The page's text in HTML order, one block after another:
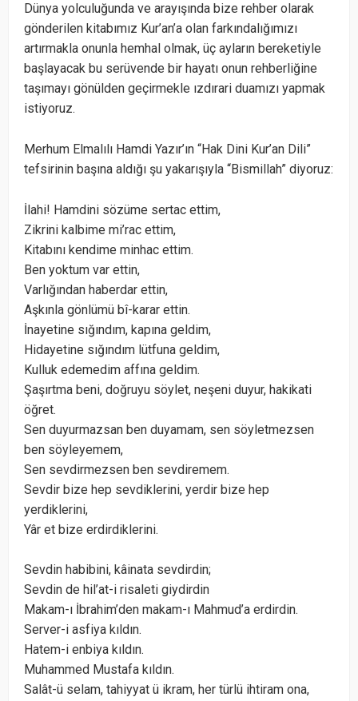
Dünya yolculuğunda ve arayışında bize rehber olarak
gönderilen kitabımız Kur’an’a olan farkındalığımızı
artırmakla onunla hemhal olmak, üç ayların bereketiyle
başlayacak bu serüvende bir hayatı onun rehberliğine
taşımayı gönülden geçirmekle ızdırari duamızı yapmak
istiyoruz.
Merhum Elmalılı Hamdi Yazır’ın “Hak Dini Kur’an Dili”
tefsirinin başına aldığı şu yakarışıyla “Bismillah” diyoruz:
İlahi! Hamdini sözüme sertac ettim,
Zikrini kalbime mi’rac ettim,
Kitabını kendime minhac ettim.
Ben yoktum var ettin,
Varlığından haberdar ettin,
Aşkınla gönlümü bî-karar ettin.
İnayetine sığındım, kapına geldim,
Hidayetine sığındım lütfuna geldim,
Kulluk edemedim affına geldim.
Şaşırtma beni, doğruyu söylet, neşeni duyur, hakikati
öğret.
Sen duyurmazsan ben duyamam, sen söyletmezsen
ben söyleyemem,
Sen sevdirmezsen ben sevdiremem.
Sevdir bize hep sevdiklerini, yerdir bize hep
yerdiklerini,
Yâr et bize erdirdiklerini.
Sevdin habibini, kâinata sevdirdin;
Sevdin de hil’at-i risaleti giydirdin
Makam-ı İbrahim’den makam-ı Mahmud’a erdirdin.
Server-i asfiya kıldın.
Hatem-i enbiya kıldın.
Muhammed Mustafa kıldın.
Salât-ü selam, tahiyyat ü ikram, her türlü ihtiram ona,